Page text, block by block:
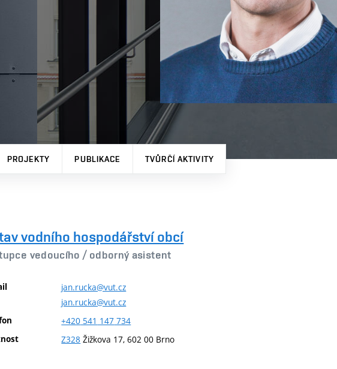
PROJEKTY PUBLIKACE TVŮRČÍ AKTIVITY
vodního hospodářství obcí
vedoucího / odborný asistent
jan.rucka@vut.cz
jan.rucka@vut.cz
+420 541 147 734
Z328 Žižkova 17, 602 00 Brno